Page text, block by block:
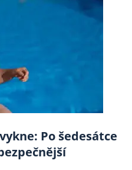
Po šedesátce